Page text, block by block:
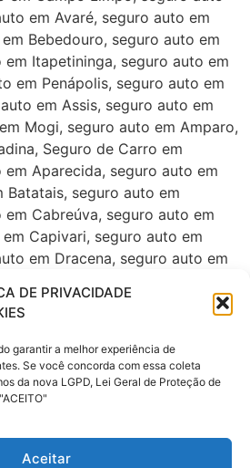
DE PRIVACIDADE
garantir a melhor experiência de
Se você concorda com essa coleta
da nova LGPD, Lei Geral de Proteção de
Aceitar
em Avaré, seguro auto em
Bebedouro, seguro auto em
Itapetininga, seguro auto em
em Penápolis, seguro auto em
em Assis, seguro auto em
Mogi, seguro auto em Amparo,
Seguro de Carro em
Aparecida, seguro auto em
Batatais, seguro auto em
Cabreúva, seguro auto em
Capivari, seguro auto em
em Dracena, seguro auto em
em Ibiúna, seguro auto em
Ilhabela, seguro auto em
Jaboticabal, seguro auto em
em Itu, seguro auto em Jales,
auto em Lorena, seguro
seguro auto em São Sebastião,
Corretora de seguros na zona
de seguros na zona norte